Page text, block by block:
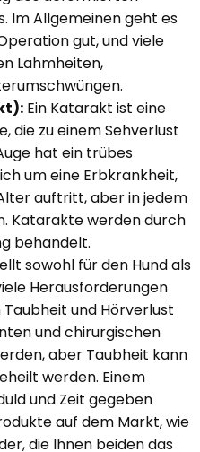
Im Allgemeinen geht es
gut, und viele
Lahmheiten,
Ein Katarakt ist eine
die zu einem Sehverlust
hat ein trübes
um eine Erbkrankheit,
auftritt, aber in jedem
Katarakte werden durch
behandelt.
sowohl für den Hund als
Herausforderungen
und Hörverlust
und chirurgischen
aber Taubheit kann
werden. Einem
und Zeit gegeben
auf dem Markt, wie
die Ihnen beiden das